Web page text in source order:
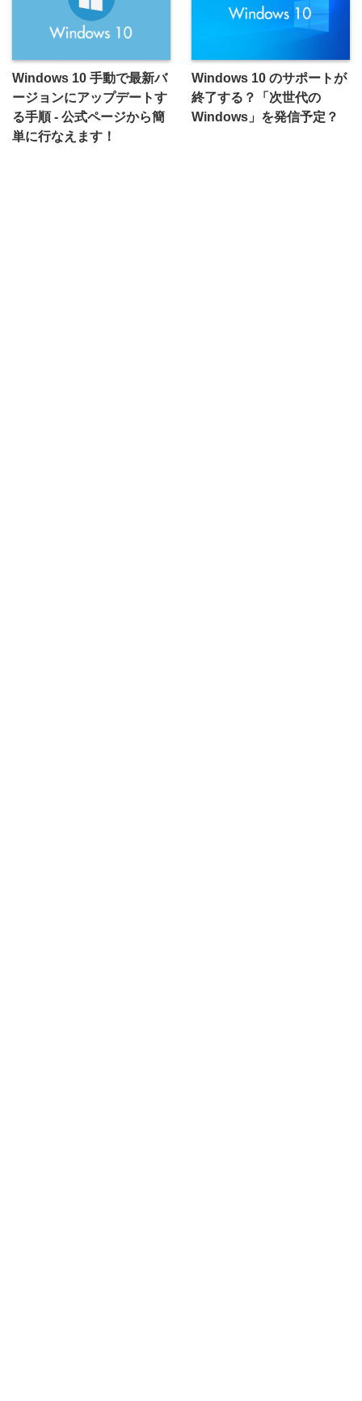
Windows 10 手動で最新バ
ージョンにアップデートす
る手順 - 公式ページから簡
単に行なえます！
Windows 10 のサポートが
終了する？「次世代の
Windows」を発信予定？